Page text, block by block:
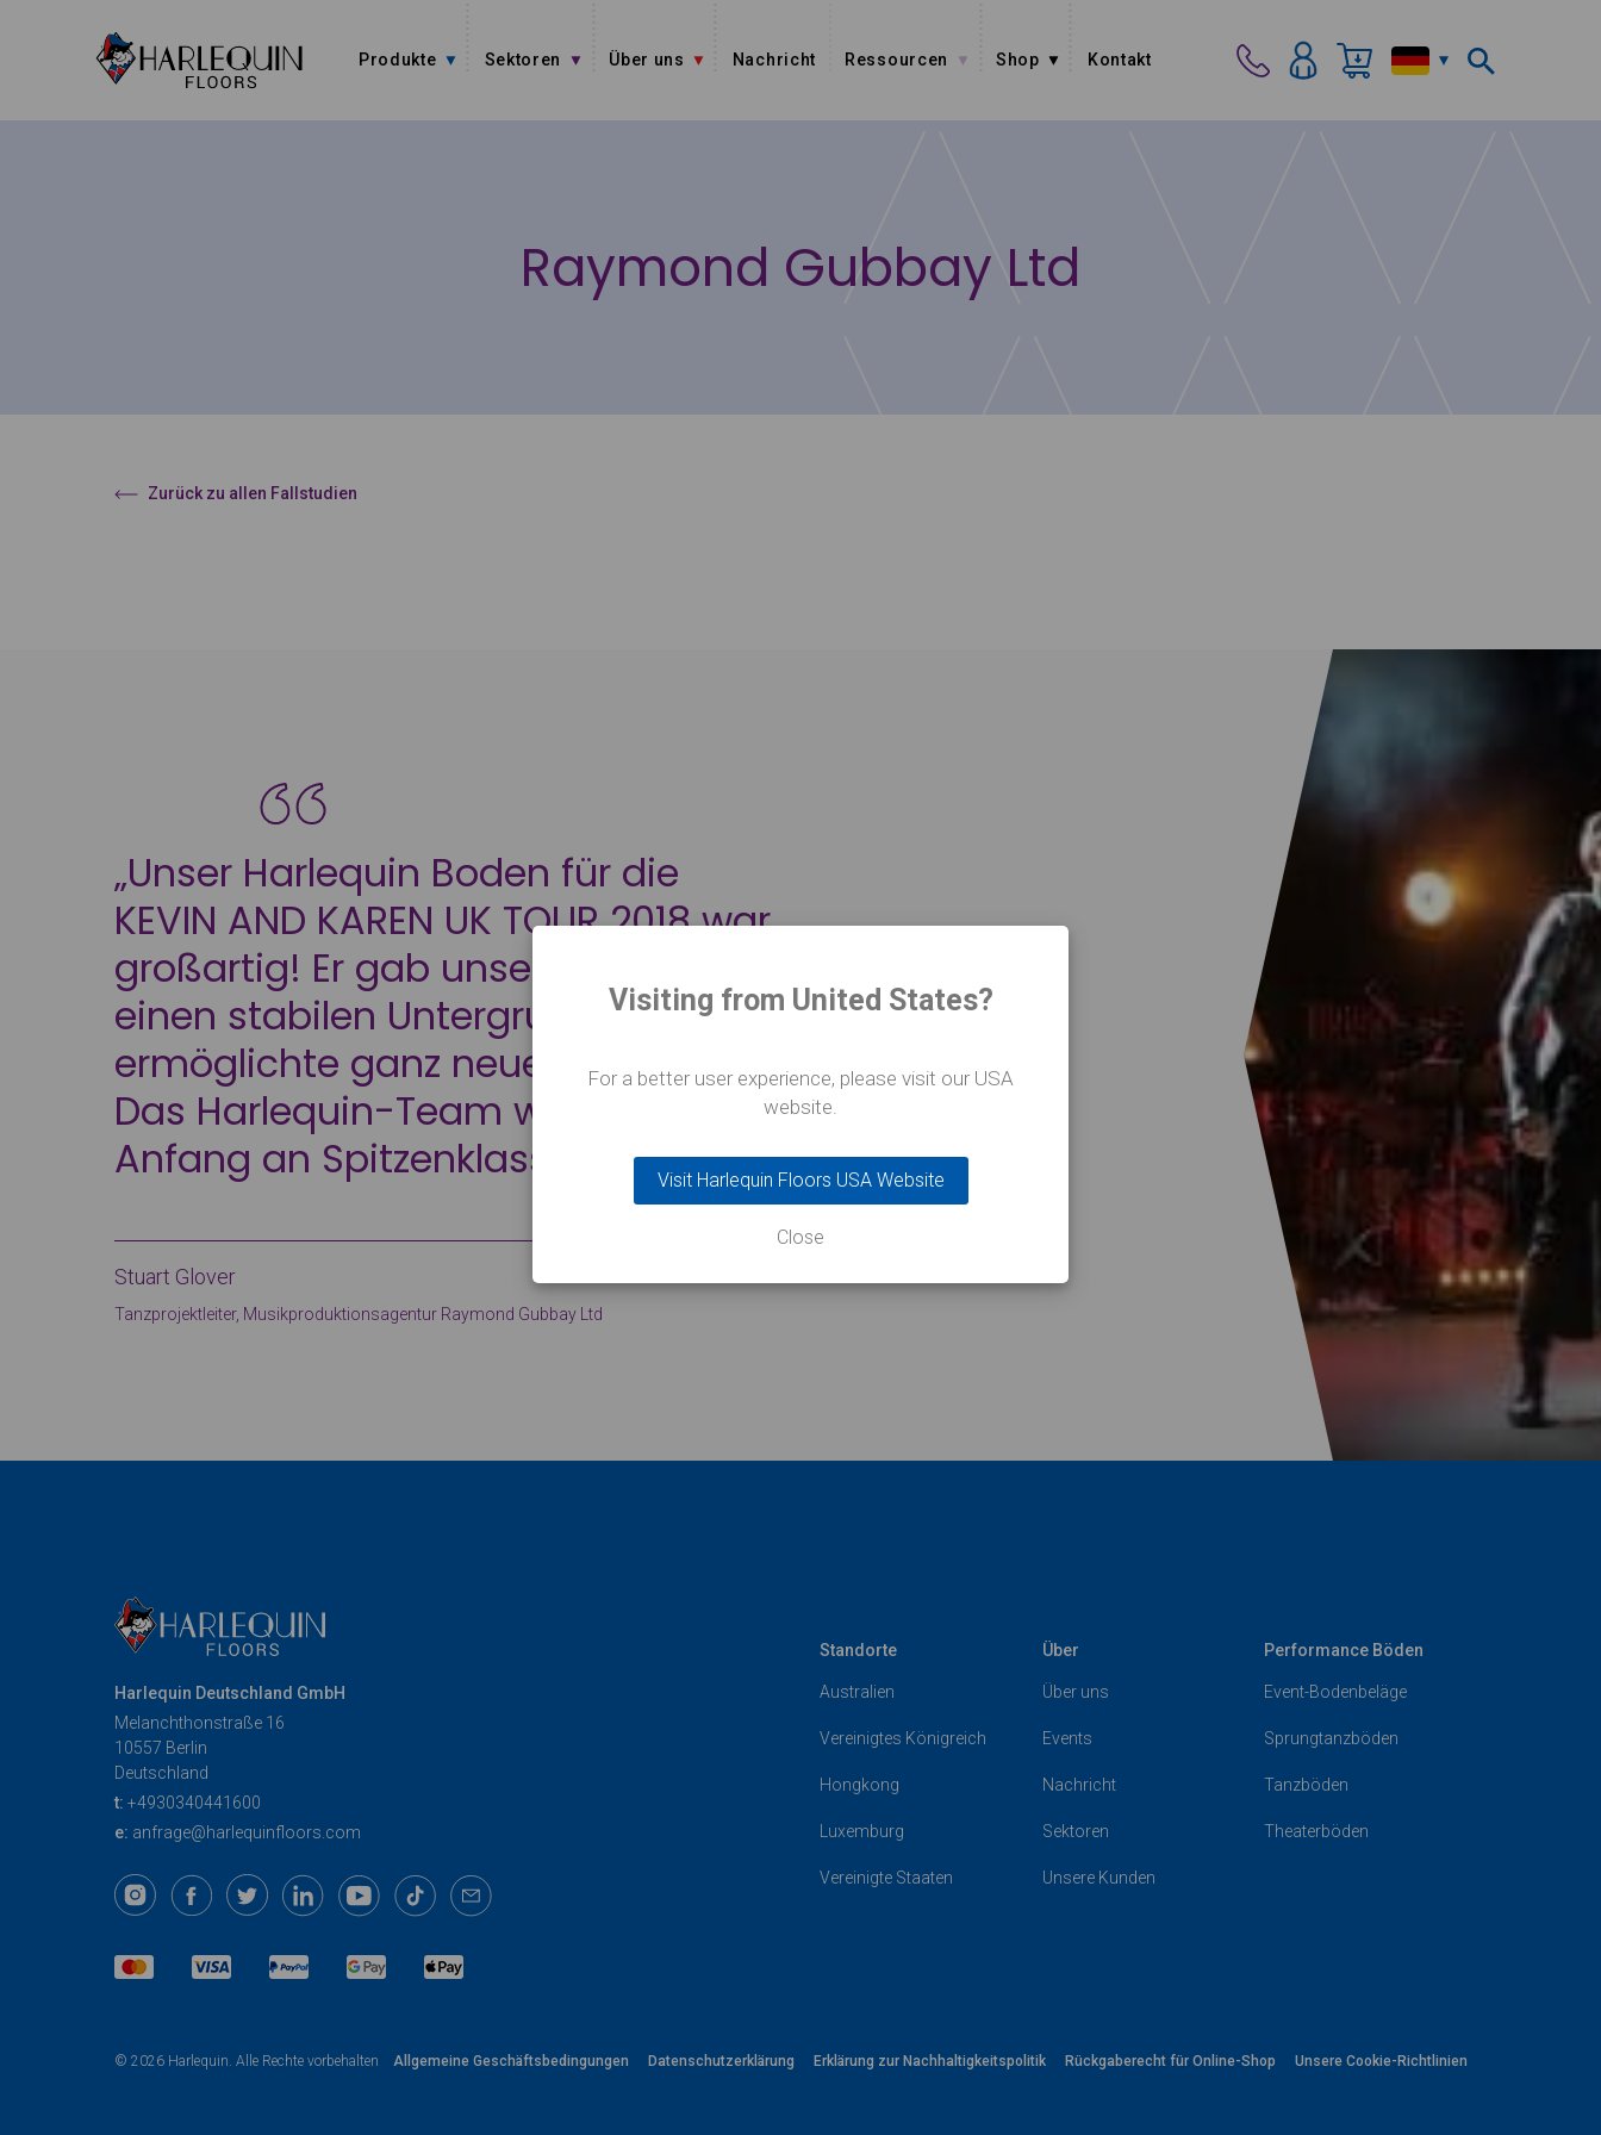
Produkte Sektoren Über uns Nachricht Ressourcen Shop Kontakt
Raymond Gubbay Ltd
Zurück zu allen Fallstudien
„Unser Harlequin Boden für die
KEVIN AND KAREN UK TOUR 2018 war
großartig! Er gab unseren Tänzern
einen stabilen Untergrund und
ermöglichte ganz neue Lichteffekte.
Das Harlequin-Team war von
Anfang an Spitzenklasse!“
Stuart Glover
Tanzprojektleiter, Musikproduktionsagentur Raymond Gubbay Ltd
Harlequin Deutschland GmbH
Melanchthonstraße 16
10557 Berlin
Deutschland
t: +4930340441600
e: anfrage@harlequinfloors.com
Standorte
Australien
Vereinigtes Königreich
Hongkong
Luxemburg
Vereinigte Staaten
Über
Über uns
Events
Nachricht
Sektoren
Unsere Kunden
Performance Böden
Event-Bodenbeläge
Sprungtanzböden
Tanzböden
Theaterböden
© 2026 Harlequin. Alle Rechte vorbehalten Allgemeine Geschäftsbedingungen Datenschutzerklärung Erklärung zur Nachhaltigkeitspolitik Rückgaberecht für Online-Shop Unsere Cookie-Richtlinien
Visiting from United States?
For a better user experience, please visit our USA
website.
Visit Harlequin Floors USA Website
Close